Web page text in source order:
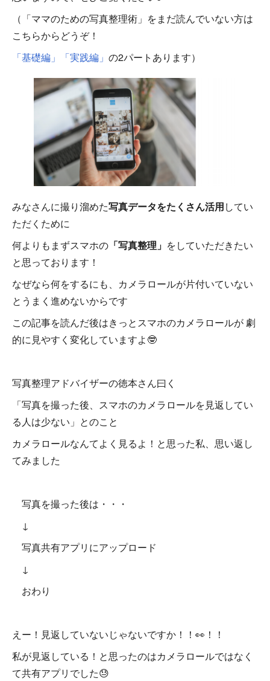
（「ママのための写真整理術」をまだ読んでいない方は
こちらからどうぞ！
「基礎編」
「実践編」 の2パートあります）
みなさんに撮り溜めた写真データをたくさん活用してい
ただくために
何よりもまずスマホの 「写真整理」 をしていただきたい
と思っております！
なぜなら何をするにも、カメラロールが片付いていない
とうまく進めないからです
この記事を読んだ後はきっとスマホのカメラロールが 劇
的に見やすく変化していますよ🤓
写真整理アドバイザーの徳本さん曰く
「写真を撮った後、スマホのカメラロールを見返してい
る人は少ない」とのこと
カメラロールなんてよく見るよ！と思った私、思い返し
てみました
写真を撮った後は・・・
↓
写真共有アプリにアップロード
↓
おわり
えー！見返していないじゃないですか！！👀！！
私が見返している！と思ったのはカメラロールではなく
て共有アプリでした😓